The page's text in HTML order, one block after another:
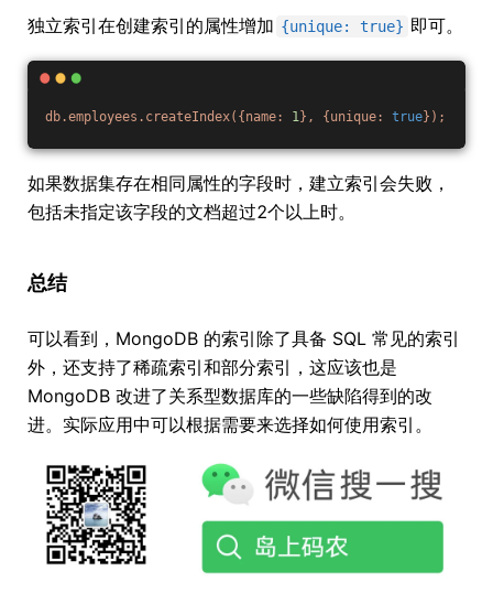
独立索引在创建索引的属性增加 {unique: true} 即可。
db.employees.createIndex({name: 1}, {unique: true});
如果数据集存在相同属性的字段时，建立索引会失败，
包括未指定该字段的文档超过2个以上时。
总结
可以看到，MongoDB 的索引除了具备 SQL 常见的索引
外，还支持了稀疏索引和部分索引，这应该也是
MongoDB 改进了关系型数据库的一些缺陷得到的改
进。实际应用中可以根据需要来选择如何使用索引。